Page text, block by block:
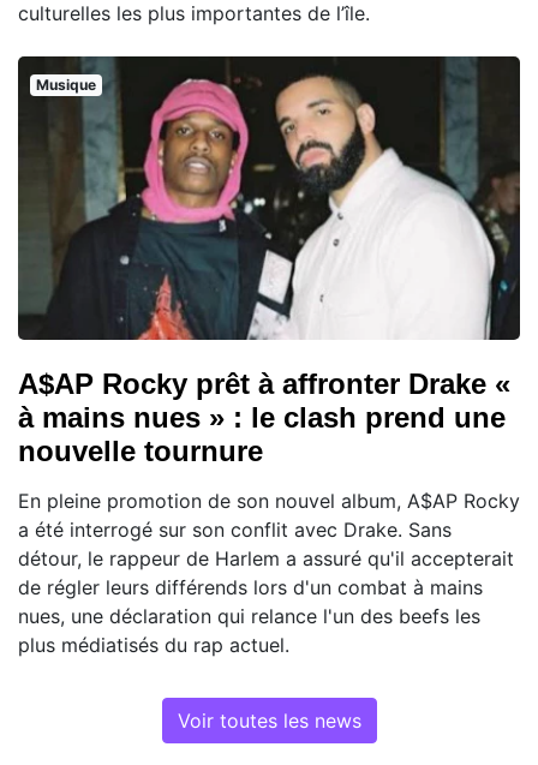
culturelles les plus importantes de l’île.
Musique
A$AP Rocky prêt à affronter Drake «
à mains nues » : le clash prend une
nouvelle tournure
En pleine promotion de son nouvel album, A$AP Rocky
a été interrogé sur son conflit avec Drake. Sans
détour, le rappeur de Harlem a assuré qu'il accepterait
de régler leurs différends lors d'un combat à mains
nues, une déclaration qui relance l'un des beefs les
plus médiatisés du rap actuel.
Voir toutes les news